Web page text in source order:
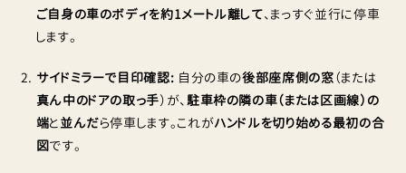
ご自身の車のボディを約1メートル離して、まっすぐ並行に停車
します。
サイドミラーで目印確認: 自分の車の後部座席側の窓（または
真ん中のドアの取っ手）が、駐車枠の隣の車（または区画線）の
端と並んだら停車します。これがハンドルを切り始める最初の合
図です。